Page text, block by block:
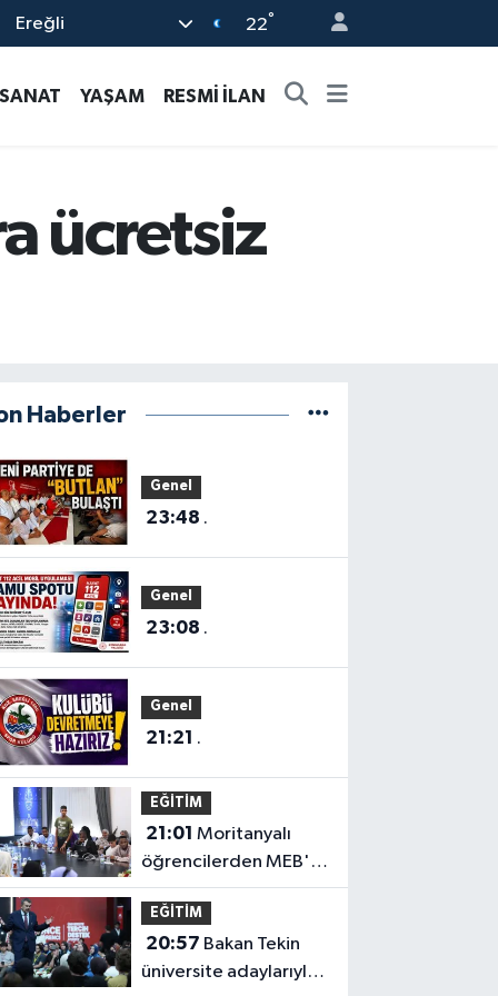
Ereğli 22°
YAŞAM RESMİ İLAN
ücretsiz
Haberler
Genel
23:48 .
Genel
23:08 .
Genel
21:21 .
EĞİTİM
21:01 Moritanyalı
öğrencilerden MEB'e
ziyaret
EĞİTİM
20:57
üniversite adaylarıyla